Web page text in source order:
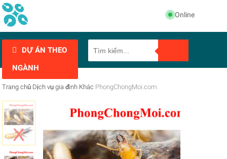
Online
DỰ ÁN THEO
NGÀNH
Trang chủ Dịch vụ gia đình Khác PhongChongMoi.com